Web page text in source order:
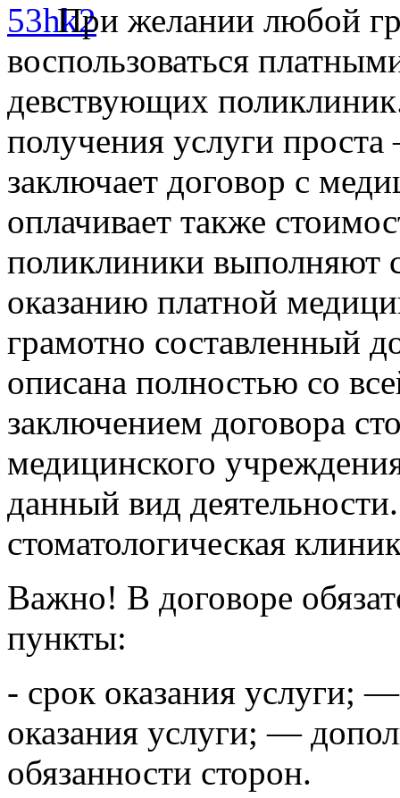
При желании любой
воспользоваться
девствующих
получения услуги проста
заключает договор с
оплачивает также
поликлиники выполняют
оказанию платной
грамотно составленный
описана полностью со
заключением договора
медицинского
данный вид
стоматологическая
Важно! В договоре
пункты:
- срок оказания услуги;
оказания услуги; —
обязанности сторон.